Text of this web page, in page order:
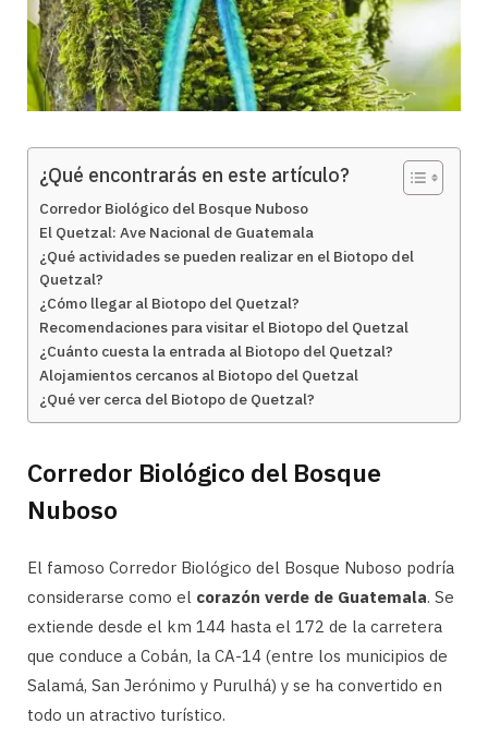
¿Qué encontrarás en este artículo?
Corredor Biológico del Bosque Nuboso
El Quetzal: Ave Nacional de Guatemala
¿Qué actividades se pueden realizar en el Biotopo del
Quetzal?
¿Cómo llegar al Biotopo del Quetzal?
Recomendaciones para visitar el Biotopo del Quetzal
¿Cuánto cuesta la entrada al Biotopo del Quetzal?
Alojamientos cercanos al Biotopo del Quetzal
¿Qué ver cerca del Biotopo de Quetzal?
Corredor Biológico del Bosque
Nuboso
El famoso Corredor Biológico del Bosque Nuboso podría
considerarse como el corazón verde de Guatemala. Se
extiende desde el km 144 hasta el 172 de la carretera
que conduce a Cobán, la CA-14 (entre los municipios de
Salamá, San Jerónimo y Purulhá) y se ha convertido en
todo un atractivo turístico.